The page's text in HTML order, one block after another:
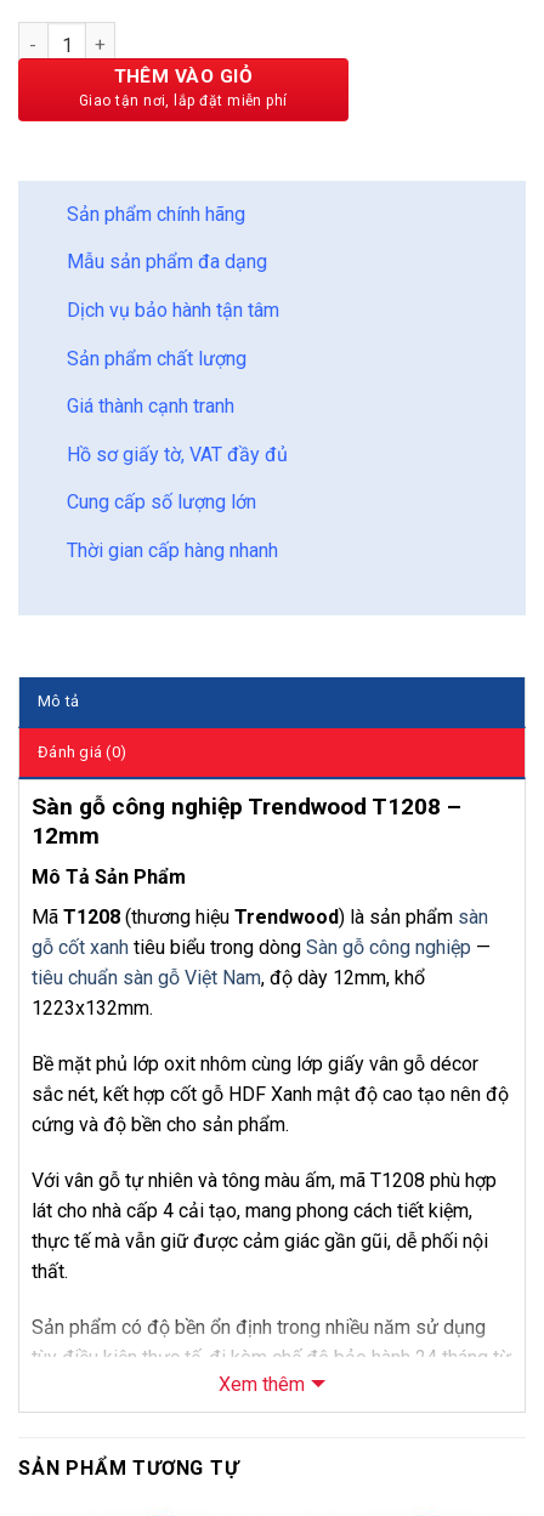
là:
300,000 ₫.
268,000 ₫.
Sàn Gỗ Trendwood Cốt Xanh 12mm T1208 số lượng
THÊM VÀO GIỎ
Sản phẩm chính hãng
Mẫu sản phẩm đa dạng
Dịch vụ bảo hành tận tâm
Sản phẩm chất lượng
Giá thành cạnh tranh
Hồ sơ giấy tờ, VAT đầy đủ
Cung cấp số lượng lớn
Thời gian cấp hàng nhanh
Mô tả
Đánh giá (0)
Sàn gỗ công nghiệp Trendwood T1208 –
12mm
Mô Tả Sản Phẩm
Mã T1208 (thương hiệu Trendwood) là sản phẩm sàn
gỗ cốt xanh tiêu biểu trong dòng Sàn gỗ công nghiệp —
tiêu chuẩn sàn gỗ Việt Nam, độ dày 12mm, khổ
1223x132mm.
Bề mặt phủ lớp oxit nhôm cùng lớp giấy vân gỗ décor
sắc nét, kết hợp cốt gỗ HDF Xanh mật độ cao tạo nên độ
cứng và độ bền cho sản phẩm.
Với vân gỗ tự nhiên và tông màu ấm, mã T1208 phù hợp
lát cho nhà cấp 4 cải tạo, mang phong cách tiết kiệm,
thực tế mà vẫn giữ được cảm giác gần gũi, dễ phối nội
thất.
Sản phẩm có độ bền ổn định trong nhiều năm sử dụng
tùy điều kiện thực tế, đi kèm chế độ bảo hành 24 tháng từ
Bảo Châu — yên tâm sử dụng lâu dài mà không lo phát
sinh chi phí sửa chữa ngoài ý muốn.
Về giá bán, đây là dòng được khuyến nghị cho các công
Xem thêm
SẢN PHẨM TƯƠNG TỰ